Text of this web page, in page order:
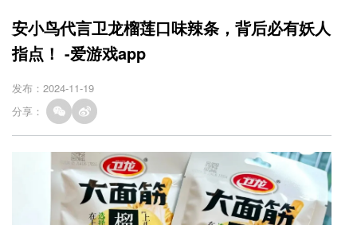
安小鸟代言卫龙榴莲口味辣条，背后必有妖人
指点！ -爱游戏app
发布：2024-11-19
分享：